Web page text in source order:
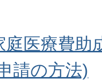
庭医療費助
請の方法)